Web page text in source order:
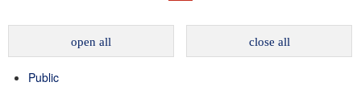
open all close all
Public